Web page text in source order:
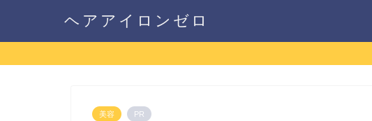
ヘアアイロンゼロ
美容 PR